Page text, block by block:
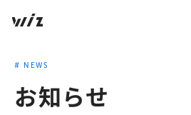
# NEWS
お知らせ